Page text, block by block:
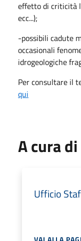
effetto di criticità
ecc...);
-possibili cadute
occasionali
idrogeologiche
Per consultare il
qui
A cura di
Ufficio